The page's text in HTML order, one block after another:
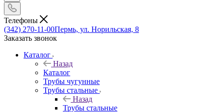
Телефоны
(342) 270-11-00Пермь, ул. Норильская, 8
Заказать звонок
Каталог
Назад
Каталог
Трубы чугунные
Трубы стальные
Назад
Трубы стальные